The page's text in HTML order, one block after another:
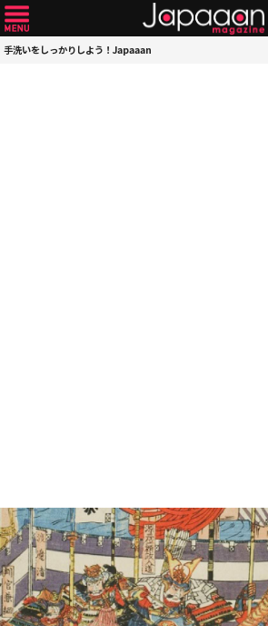
手洗いをしっかりしよう！Japaaan